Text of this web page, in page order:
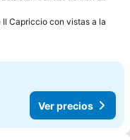
Il Capriccio con vistas a la
Ver precios